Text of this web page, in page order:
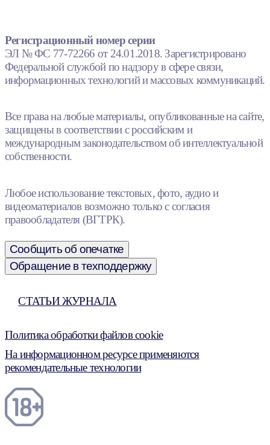
Регистрационный номер серии
ЭЛ № ФС 77-72266 от 24.01.2018. Зарегистрировано
Федеральной службой по надзору в сфере связи,
информационных технологий и массовых коммуникаций.
Все права на любые материалы, опубликованные на сайте,
защищены в соответствии с российским и
международным законодательством об интеллектуальной
собственности.
Любое использование текстовых, фото, аудио и
видеоматериалов возможно только с согласия
правообладателя (ВГТРК).
Сообщить об опечатке
Обращение в техподдержку
СТАТЬИ ЖУРНАЛА
Политика обработки файлов cookie
На информационном ресурсе применяются
рекомендательные технологии